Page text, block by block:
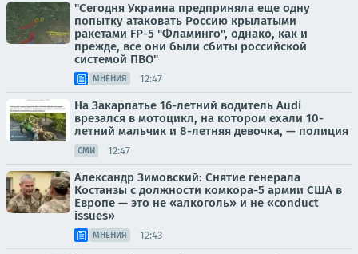
"Сегодня Украина предприняла еще одну
попытку атаковать Россию крылатыми
ракетами FP-5 "Фламинго", однако, как и
прежде, все они были сбиты российской
системой ПВО"
МНЕНИЯ 12:47
На Закарпатье 16-летний водитель Аudi
врезался в мотоцикл, на котором ехали 10-
летний мальчик и 8-летняя девочка, — полиция
СМИ 12:47
Александр Зимовский: Снятие генерала
Костанзы с должности комкора-5 армии США в
Европе — это не «алкоголь» и не «conduct
issues»
МНЕНИЯ 12:43